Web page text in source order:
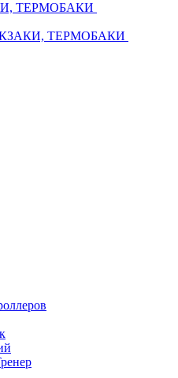
ТЕРМОБАКИ
ТЕРМОБАКИ